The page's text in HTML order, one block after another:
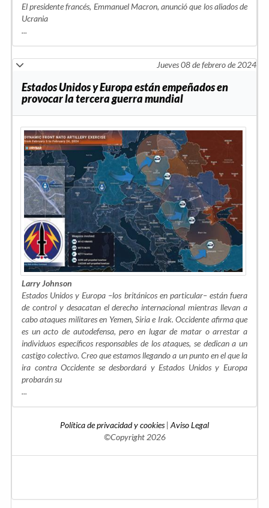
El presidente francés, Emmanuel Macron, anunció que los aliados de
Ucrania
...
Jueves 08 de febrero de 2024
Estados Unidos y Europa están empeñados en
provocar la tercera guerra mundial
Larry Johnson
Estados Unidos y Europa –los británicos en particular– están fuera
de control y desacatan el derecho internacional mientras llevan a
cabo ataques militares en Yemen, Siria e Irak. Occidente afirma que
es un acto de autodefensa, pero en lugar de matar o arrestar a
individuos específicos responsables de los ataques, se dedican a un
castigo colectivo. Creo que estamos llegando a un punto en el que la
ira contra Occidente se desbordará y Estados Unidos y Europa
probarán su
...
Política de privacidad y cookies| Aviso Legal
©Copyright 2026